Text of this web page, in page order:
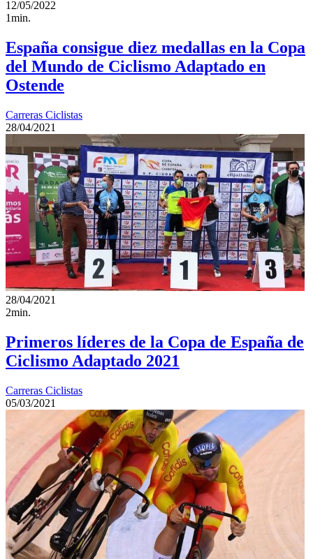
12/05/2022
1min.
España consigue diez medallas en la Copa
del Mundo de Ciclismo Adaptado en
Ostende
Carreras Ciclistas
28/04/2021
28/04/2021
2min.
Primeros líderes de la Copa de España de
Ciclismo Adaptado 2021
Carreras Ciclistas
05/03/2021